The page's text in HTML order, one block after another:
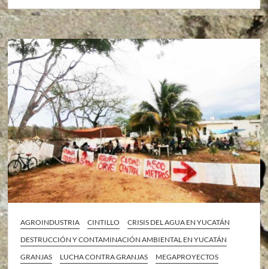
AGROINDUSTRIA CINTILLO
CRISIS DEL AGUA EN YUCATÁN
DESTRUCCIÓN Y CONTAMINACIÓN AMBIENTAL EN YUCATÁN
GRANJAS
LUCHA CONTRA GRANJAS
MEGAPROYECTOS